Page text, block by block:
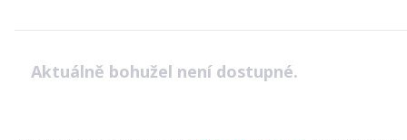
Aktuálně bohužel není dostupné.